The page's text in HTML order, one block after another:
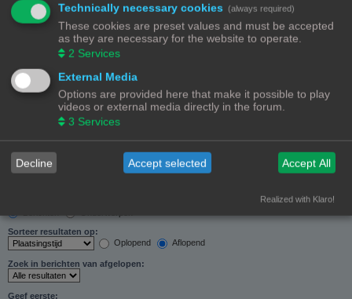
Doorzoek subforums:
Nee
Alleen berichtonderwerpen en tekst
Alleen tekst
Alleen onderwerptitels
Alleen eerste bericht van onderwerp
Sorteer resultaten op:
Oplopend
Aflopend
Zoek in berichten van afgelopen:
Geef eerste:
Technically necessary cookies (always required)
These cookies are preset values and must be accepted
as they are necessary for the website to operate.
2 Services
External Media
Options are provided here that make it possible to play
videos or external media directly in the forum.
3 Services
Decline Accept selected Accept All
Realized with Klaro!